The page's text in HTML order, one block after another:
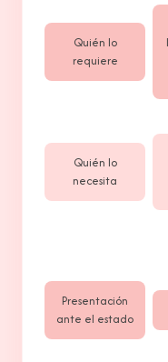
Quién lo
requiere
Quién lo
necesita
Presentación
ante el estado